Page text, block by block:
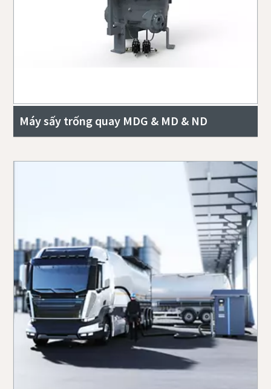
Máy sấy trống quay MDG & MD & ND